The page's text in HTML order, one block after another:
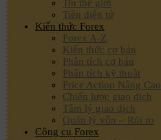
Tin thế giới
Tiền điện tử
Kiến thức Forex
Forex A-Z
Kiến thức cơ bản
Phân tích cơ bản
Phân tích kỹ thuật
Price Action Nâng Cao
Chiến lược giao dịch
Tâm lý giao dịch
Quản lý vốn – Rủi ro
Công cụ Forex